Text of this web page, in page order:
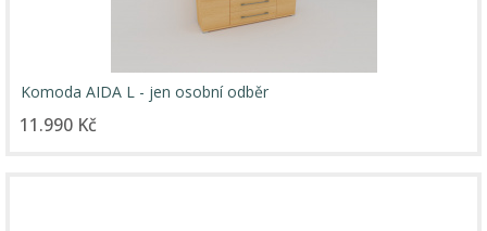
Komoda AIDA L - jen osobní odběr
11.990 Kč